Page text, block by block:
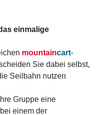
einmalige
mountaincart-
Sie dabei selbst,
Seilbahn nutzen
Gruppe eine
einem der